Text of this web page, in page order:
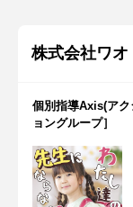
株式会社ワ
個別指導Axis(ア
ョングループ］